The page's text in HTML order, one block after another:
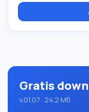
ABC.NET-
undervise i moderne
Gratis
v.01.07 · 24.2 Мб